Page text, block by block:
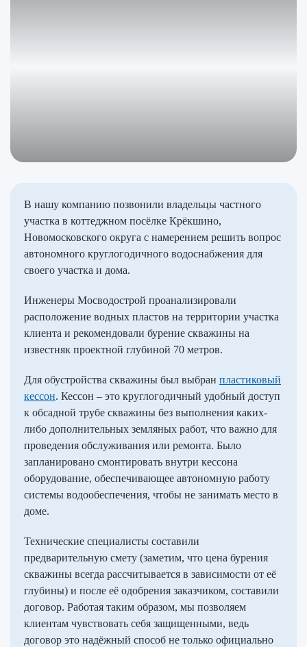
В нашу компанию позвонили владельцы частного
участка в коттеджном посёлке Крёкшино,
Новомосковского округа с намерением решить вопрос
автономного круглогодичного водоснабжения для
своего участка и дома.
Инженеры Мосводострой проанализировали
расположение водных пластов на территории участка
клиента и рекомендовали бурение скважины на
известняк проектной глубиной 70 метров.
Для обустройства скважины был выбран пластиковый
кессон. Кессон – это круглогодичный удобный доступ
к обсадной трубе скважины без выполнения каких-
либо дополнительных земляных работ, что важно для
проведения обслуживания или ремонта. Было
запланировано смонтировать внутри кессона
оборудование, обеспечивающее автономную работу
системы водообеспечения, чтобы не занимать место в
доме.
Технические специалисты составили
предварительную смету (заметим, что цена бурения
скважины всегда рассчитывается в зависимости от её
глубины) и после её одобрения заказчиком, составили
договор. Работая таким образом, мы позволяем
клиентам чувствовать себя защищенными, ведь
договор это надёжный способ не только официально